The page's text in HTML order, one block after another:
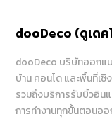
dooDeco (ดูเดค
dooDeco บริษัทออกแ
บ้าน คอนโด และพื้นที่เ
รวมถึงบริการรับบิ้วอิน
การทำงานทุกขั้นตอนอ